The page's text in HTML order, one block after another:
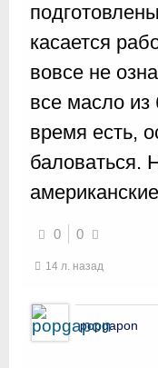
касается
вовсе не
все масло из
время есть,
баловаться.
0 0
14 л. назад
popgapon